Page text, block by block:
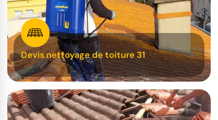
Devis nettoyage de toiture 31